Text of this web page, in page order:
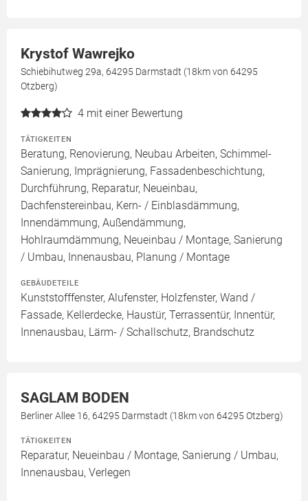
Krystof Wawrejko
Schiebihutweg 29a, 64295 Darmstadt (18km von 64295
Otzberg)
4 mit einer Bewertung
TÄTIGKEITEN
Beratung, Renovierung, Neubau Arbeiten, Schimmel-
Sanierung, Imprägnierung, Fassadenbeschichtung,
Durchführung, Reparatur, Neueinbau,
Dachfenstereinbau, Kern- / Einblasdämmung,
Innendämmung, Außendämmung,
Hohlraumdämmung, Neueinbau / Montage, Sanierung
/ Umbau, Innenausbau, Planung / Montage
GEBÄUDETEILE
Kunststofffenster, Alufenster, Holzfenster, Wand /
Fassade, Kellerdecke, Haustür, Terrassentür, Innentür,
Innenausbau, Lärm- / Schallschutz, Brandschutz
SAGLAM BODEN
Berliner Allee 16, 64295 Darmstadt (18km von 64295 Otzberg)
TÄTIGKEITEN
Reparatur, Neueinbau / Montage, Sanierung / Umbau,
Innenausbau, Verlegen